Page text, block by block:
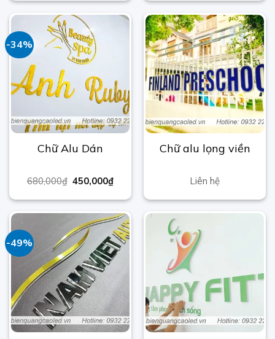
-34%
Chữ Alu Dán
680,000₫ 450,000₫
Chữ alu lọng viền
Liên hệ
-49%